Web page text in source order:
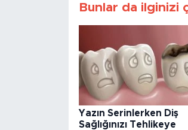
Bunlar da ilginizi
Yazın Serinlerken Diş
Sağlığınızı Tehlikeye